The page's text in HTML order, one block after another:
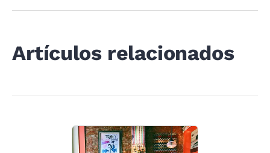
Artículos relacionados